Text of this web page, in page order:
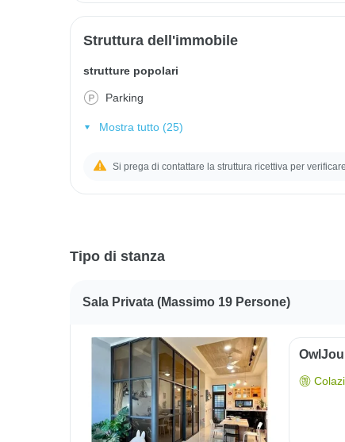
Struttura dell'immobile
strutture popolari
Parking
Mostra tutto (25)
Si prega di contattare la struttura ricettiva per
Tipo di stanza
Sala Privata (massimo 19 Persone)